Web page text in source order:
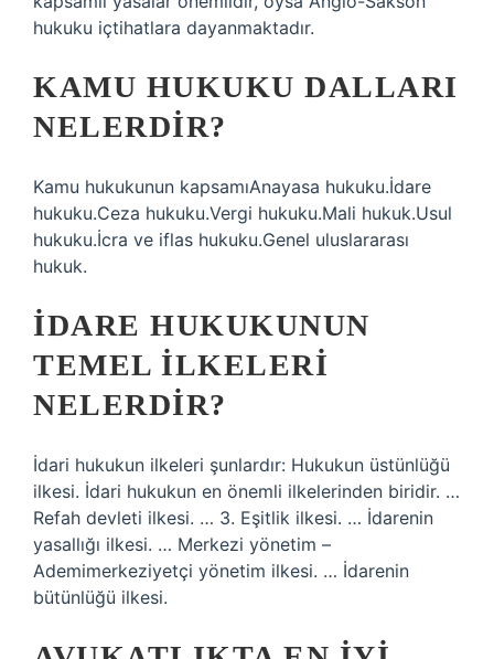
hukuku içtihatlara dayanmaktadır.
KAMU HUKUKU DALLARI
NELERDIR?
Kamu hukukunun kapsamıAnayasa hukuku.İdare
hukuku.Ceza hukuku.Vergi hukuku.Mali hukuk.Usul
hukuku.İcra ve iflas hukuku.Genel uluslararası
hukuk.
İDARE HUKUKUNUN
TEMEL ILKELERI
NELERDIR?
İdari hukukun ilkeleri şunlardır: Hukukun üstünlüğü
ilkesi. İdari hukukun en önemli ilkelerinden biridir. …
Refah devleti ilkesi. … 3. Eşitlik ilkesi. … İdarenin
yasallığı ilkesi. … Merkezi yönetim – ​​
Ademimerkeziyetçi yönetim ilkesi. … İdarenin
bütünlüğü ilkesi.